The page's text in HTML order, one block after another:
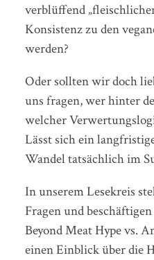
verblüffend
Konsistenz zu den
werden?
Oder sollten wir doch
uns fragen, wer hinter
welcher
Lässt sich ein
Wandel tatsächlich im
In unserem Lesekreis
Fragen und
Beyond Meat Hype vs.
einen Einblick über die